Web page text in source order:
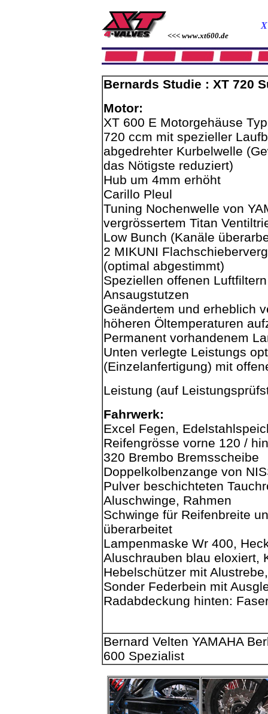
<<< www.xt600.de
Bernards Studie : XT 720
Motor:
XT 600 E Motorgehäuse
720 ccm mit spezieller
abgedrehter Kurbelwelle
das Nötigste reduziert)
Hub um 4mm erhöht
Carillo Pleul
Tuning Nochenwelle von
vergrössertem Titan
Low Bunch (Kanäle
2 MIKUNI
(optimal abgestimmt)
Speziellen offenen
Ansaugstutzen
Geändertem und erheblich
höheren Öltemperaturen
Permanent vorhandenem
Unten verlegte Leistungs
(Einzelanfertigung) mit
Leistung (auf
Fahrwerk:
Excel Fegen,
Reifengrösse vorne 120 /
320 Brembo Bremsscheibe
Doppelkolbenzange von
Pulver beschichteten
Aluschwinge, Rahmen
Schwinge für Reifenbreite
überarbeitet
Lampenmaske Wr 400,
Aluschrauben blau eloxiert,
Hebelschützer mit
Sonder Federbein mit
Radabdeckung hinten:
Bernard Velten YAMAHA
600 Spezialist